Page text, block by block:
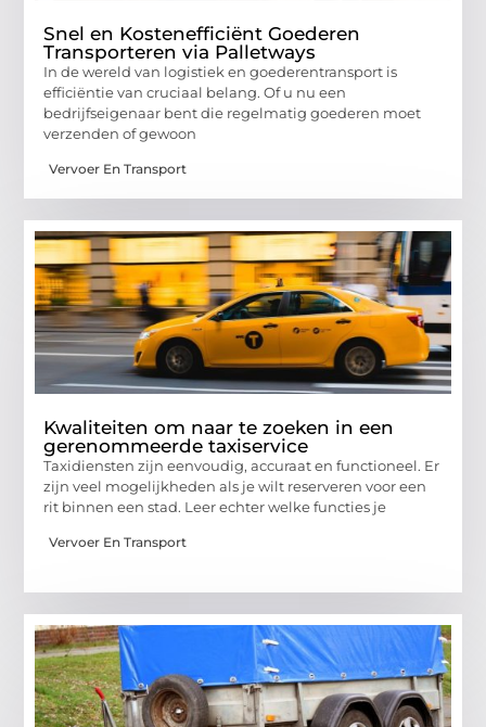
Snel en Kostenefficiënt Goederen
Transporteren via Palletways
In de wereld van logistiek en goederentransport is
efficiëntie van cruciaal belang. Of u nu een
bedrijfseigenaar bent die regelmatig goederen moet
verzenden of gewoon
Vervoer En Transport
Kwaliteiten om naar te zoeken in een
gerenommeerde taxiservice
Taxidiensten zijn eenvoudig, accuraat en functioneel. Er
zijn veel mogelijkheden als je wilt reserveren voor een
rit binnen een stad. Leer echter welke functies je
Vervoer En Transport